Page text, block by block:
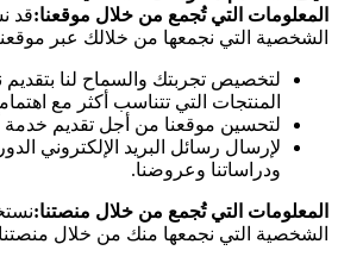
المعلومات التي تُجمع من خلال موقعنا:قد
الشخصية التي نجمعها من خلالك عبر موقعنا
لتخصيص تجربتك والسماح لنا
المنتجات التي تتناسب أكثر مع
لتحسين موقعنا من أجل تقديم خدمة
لإرسال رسائل البريد الإلكتروني
ودراساتنا وعروضنا.
المعلومات التي تُجمع من خلال منصتنا:
الشخصية التي نجمعها منك من خلال منصتنا